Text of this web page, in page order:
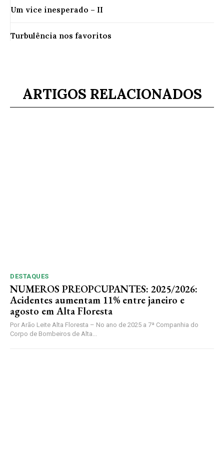
Um vice inesperado – II
Turbulência nos favoritos
ARTIGOS RELACIONADOS
DESTAQUES
NUMEROS PREOPCUPANTES: 2025/2026:
Acidentes aumentam 11% entre janeiro e
agosto em Alta Floresta
Por Arão Leite Alta Floresta – No ano de 2025 a 7ª Companhia do
Corpo de Bombeiros de Alta...